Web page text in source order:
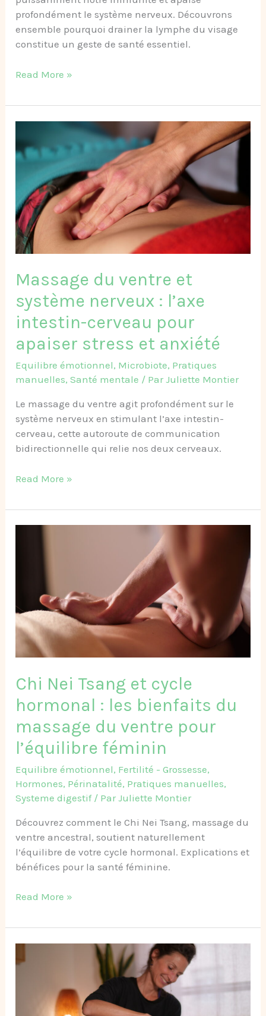
profondément le système nerveux. Découvrons
ensemble pourquoi drainer la lymphe du visage
constitue un geste de santé essentiel.
Read More »
Massage du ventre et
système nerveux : l’axe
intestin-cerveau pour
apaiser stress et anxiété
Equilibre émotionnel, Microbiote, Pratiques
manuelles,Santé mentale / ParJuliette Montier
Le massage du ventre agit profondément sur le
système nerveux en stimulant l’axe intestin-
cerveau, cette autoroute de communication
bidirectionnelle qui relie nos deux cerveaux.
du
ventre
système
nerveux
:
l’axe
intestin-
pour
stress
et
anxiété
Read More »
Chi Nei Tsang et cycle
hormonal : les bienfaits du
massage du ventre pour
l’équilibre féminin
Equilibre émotionnel, Fertilité - Grossesse,
Hormones, Périnatalité, Pratiques manuelles,
Systeme digestif/ ParJuliette Montier
Découvrez comment le Chi Nei Tsang, massage du
ventre ancestral, soutient naturellement
l’équilibre de votre cycle hormonal. Explications et
bénéfices pour la santé féminine.
hormonal
:
les
bienfaits
massage
ventre
pour
l’équilibre
féminin
Read More »
Tuina